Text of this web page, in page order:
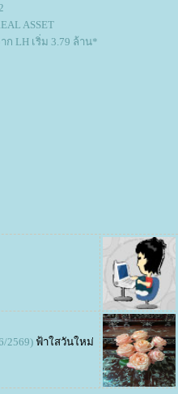
ASSET
ก LH เริ่ม 3.79 ล้าน*
2569) ฟ้าใสวันใหม่